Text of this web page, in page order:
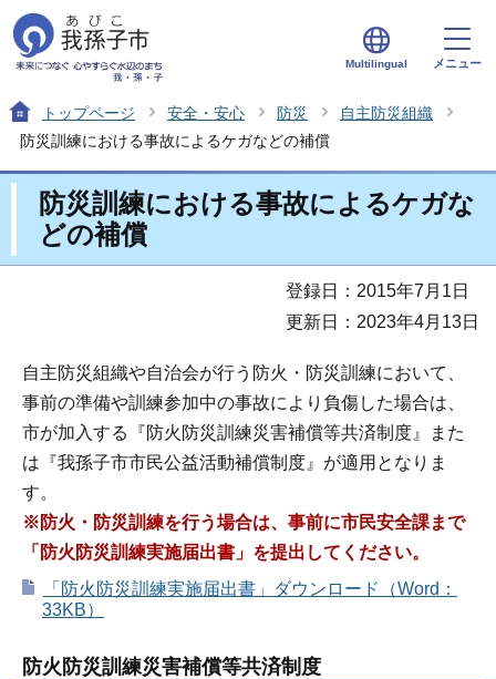
Multilingual メニュー
トップページ 安全・安心 防災
自主防災組織
防災訓練における事故によるケガなどの補償
防災訓練における事故によるケガな
どの補償
登録日：2015年7月1日
更新日：2023年4月13日
自主防災組織や自治会が行う防火・防災訓練において、
事前の準備や訓練参加中の事故により負傷した場合は、
市が加入する『防火防災訓練災害補償等共済制度』また
は『我孫子市市民公益活動補償制度』が適用となりま
す。
※防火・防災訓練を行う場合は、事前に市民安全課まで
「防火防災訓練実施届出書」を提出してください。
「防火防災訓練実施届出書」ダウンロード（Word：
33KB）
防火防災訓練災害補償等共済制度